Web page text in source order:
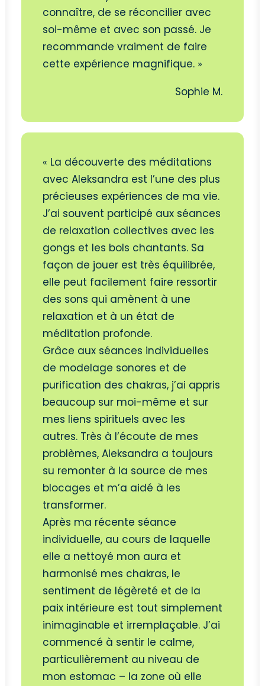
connaître, de se réconcilier avec
soi-même et avec son passé. Je
recommande vraiment de faire
cette expérience magnifique. »
Sophie M.
« La découverte des méditations
avec Aleksandra est l’une des plus
précieuses expériences de ma vie.
J’ai souvent participé aux séances
de relaxation collectives avec les
gongs et les bols chantants. Sa
façon de jouer est très équilibrée,
elle peut facilement faire ressortir
des sons qui amènent à une
relaxation et à un état de
méditation profonde.
Grâce aux séances individuelles
de modelage sonores et de
purification des chakras, j’ai appris
beaucoup sur moi-même et sur
mes liens spirituels avec les
autres. Très à l’écoute de mes
problèmes, Aleksandra a toujours
su remonter à la source de mes
blocages et m’a aidé à les
transformer.
Après ma récente séance
individuelle, au cours de laquelle
elle a nettoyé mon aura et
harmonisé mes chakras, le
sentiment de légèreté et de la
paix intérieure est tout simplement
inimaginable et irremplaçable. J’ai
commencé à sentir le calme,
particulièrement au niveau de
mon estomac – la zone où elle